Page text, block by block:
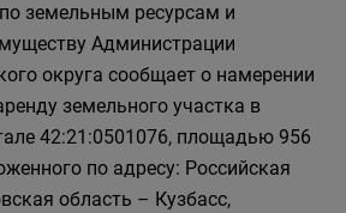
подразделения Администрации
округа
по земельным ресурсам и
имуществу Администрации
округа
ресурсам и
Администрации
округа сообщает о намерении
земельного участка в
42:21:0501076, площадью 956
по адресу: Российская
область – Кузбасс,